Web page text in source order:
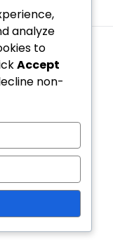
by
Kontaktujte nás
dat
analyze
to
Accept
non-